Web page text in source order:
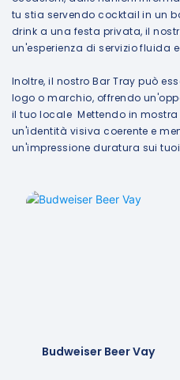
tu stia servendo cocktail in un
drink a una festa privata, il
un'esperienza di servizio fluida
Inoltre, il nostro Bar Tray può
logo o marchio, offrendo
il tuo locale Mettendo in
un'identità visiva coerente e
un'impressione duratura sui
Budweiser Beer Vay